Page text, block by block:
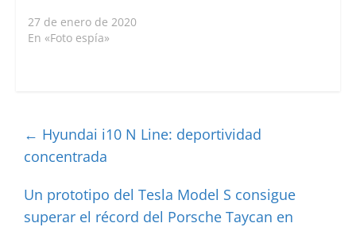
27 de enero de 2020
En «Foto espía»
← Hyundai i10 N Line: deportividad
concentrada
Un prototipo del Tesla Model S consigue
superar el récord del Porsche Taycan en